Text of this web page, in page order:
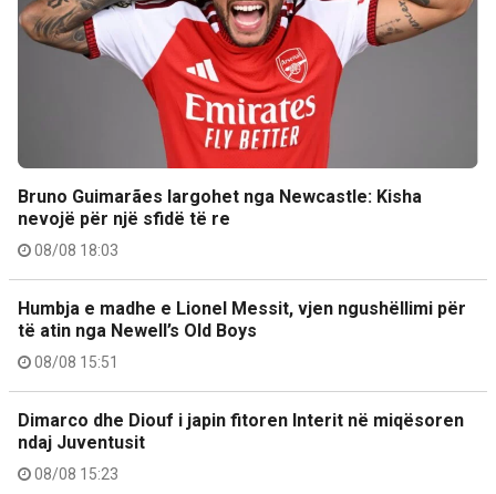
Bruno Guimarães largohet nga Newcastle: Kisha
nevojë për një sfidë të re
08/08 18:03
Humbja e madhe e Lionel Messit, vjen ngushëllimi për
të atin nga Newell’s Old Boys
08/08 15:51
Dimarco dhe Diouf i japin fitoren Interit në miqësoren
ndaj Juventusit
08/08 15:23